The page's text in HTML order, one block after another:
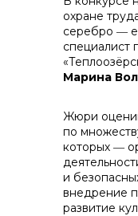
охране
серебро ―
специалист
Марина
Жюри
по
которых ―
и
внедрение
развитие